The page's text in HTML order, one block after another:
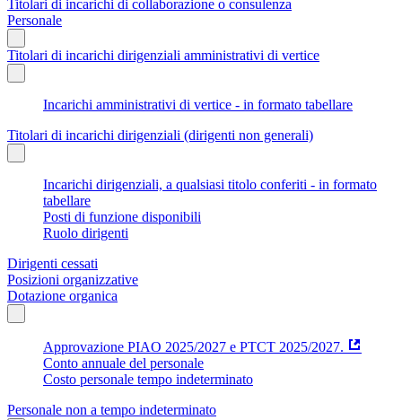
Titolari di incarichi di collaborazione o consulenza
Personale
Titolari di incarichi dirigenziali amministrativi di vertice
Incarichi amministrativi di vertice - in formato tabellare
Titolari di incarichi dirigenziali (dirigenti non generali)
Incarichi dirigenziali, a qualsiasi titolo conferiti - in formato
tabellare
Posti di funzione disponibili
Ruolo dirigenti
Dirigenti cessati
Posizioni organizzative
Dotazione organica
Approvazione PIAO 2025/2027 e PTCT 2025/2027.
Conto annuale del personale
Costo personale tempo indeterminato
Personale non a tempo indeterminato